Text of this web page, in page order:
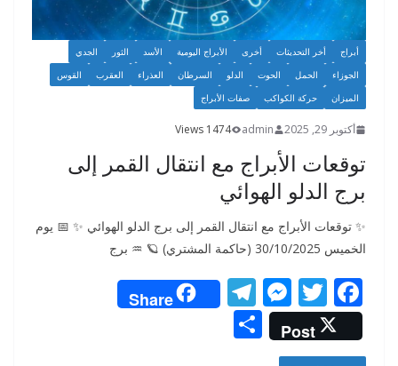
أبراج أخر التحديثات أخرى الأبراج اليومية الأسد الثور
الجدي
الجوزاء
الحمل الحوت الدلو السرطان العذراء العقرب
القوس
الميزان
حركة الكواكب صفات الأبراج
أكتوبر 29, 2025 admin
1474 Views
توقعات الأبراج مع انتقال القمر إلى
برج الدلو الهوائي
✨ توقعات الأبراج مع انتقال القمر إلى برج الدلو الهوائي ✨ 📅 يوم
الخميس 30/10/2025 (حاكمة المشتري) 🪐 ♒ برج
F
ac
e
T
w
itt
M
e
ss
T
el
Share
Post